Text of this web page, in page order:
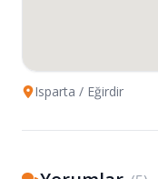
Isparta / Eğirdir